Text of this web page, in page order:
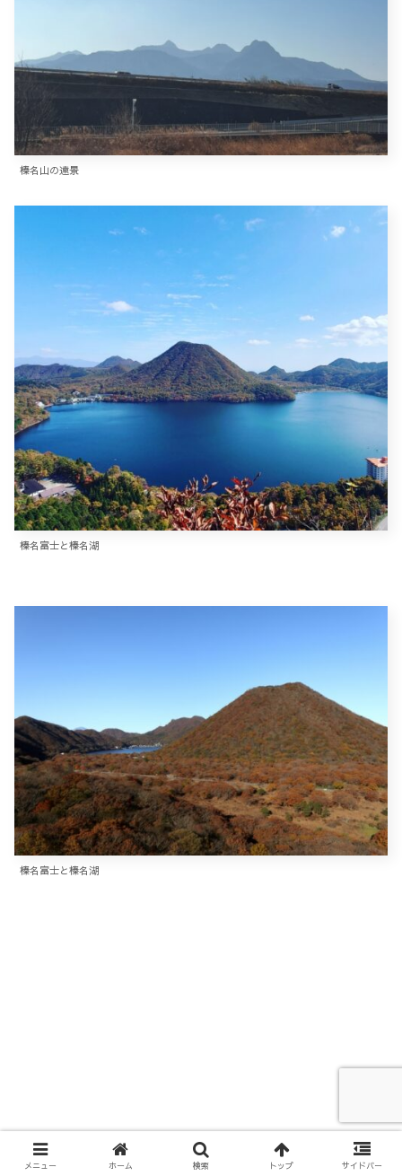
榛名山の遠景
榛名富士と榛名湖
榛名富士と榛名湖
メニュー ホーム 検索 トップ サイドバー